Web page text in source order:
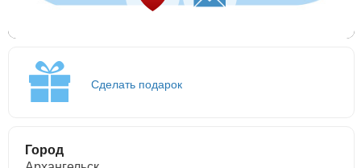
Сделать подарок
Город